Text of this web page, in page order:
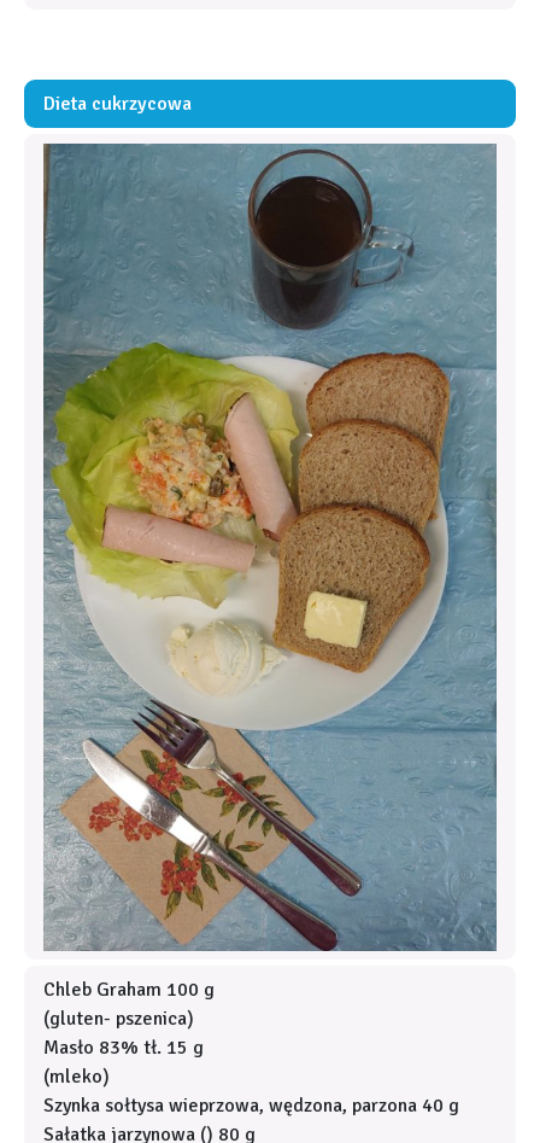
Dieta cukrzycowa
Chleb Graham 100 g
(gluten- pszenica)
Masło 83% tł. 15 g
(mleko)
Szynka sołtysa wieprzowa, wędzona, parzona 40 g
Sałatka jarzynowa () 80 g